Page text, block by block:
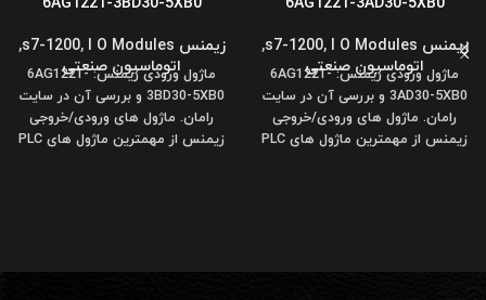
6AG1221-3AD30-5XB0
زیمنس s7-1200 , I O Modules
,
اتوماسیون صنعتیماژول ورودی زیمنس: 6AG1221-
3AD30-5XB0 و بررسی آن در سایت
رامان. ماژول های ورودی/خروجی
زیمنس از مهمترین ماژول های PLC
6AG1221-3BD30-5XB0
زیمنس s7-1200 , I O Modules
,
اتوماسیون صنعتیماژول ورودی زیمنس: 6AG1221-
3BD30-5XB0 و بررسی آن در سایت
رامان. ماژول های ورودی/خروجی
زیمنس از مهمترین ماژول های PLC